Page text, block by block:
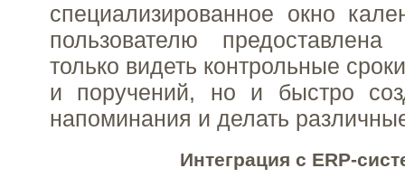
специализированное окно
пользователю
только видеть контрольные
и поручений, но и быстро
напоминания и делать
Интеграция с ERP-